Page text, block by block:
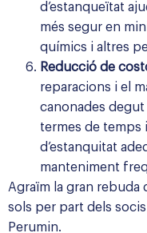
d’estanqueïtat
més segur en
químics i altres
Reducció de
reparacions i el
canonades
termes de temps
d’estanquitat
manteniment
Agraïm la gran
sols per part dels
Perumin.